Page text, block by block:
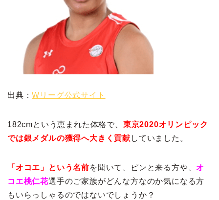
出典：Wリーグ公式サイト
182cmという恵まれた体格で、 東京2020オリンピック
では銀メダルの獲得へ大きく貢献 していました。
「オコエ」という名前を聞いて、ピンと来る方や、 オ
コエ桃仁花選手のご家族がどんな方なのか気になる方
もいらっしゃるのではないでしょうか？